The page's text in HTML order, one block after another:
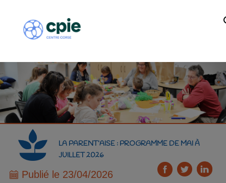
LA PARENT’AISE : PROGRAMME DE MAI À
JUILLET 2026
Publié le 23/04/2026